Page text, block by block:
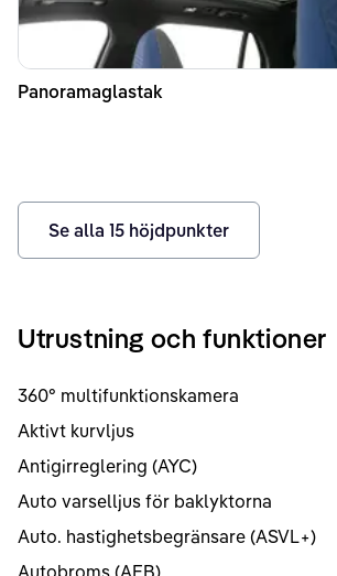
Panoramaglastak
Se alla 15 höjdpunkter
Utrustning och funktioner
360° multifunktionskamera
Aktivt kurvljus
Antigirreglering (AYC)
Auto varselljus för baklyktorna
Auto. hastighetsbegränsare (ASVL+)